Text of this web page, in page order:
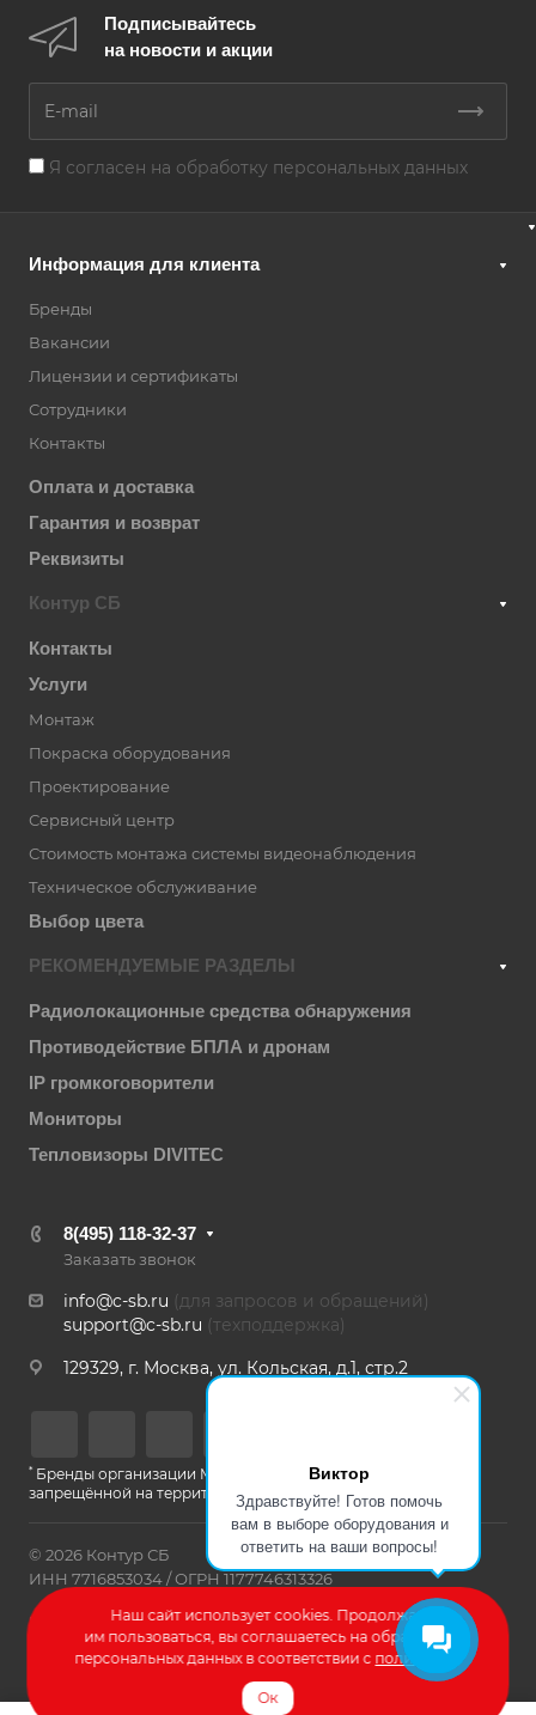
Виктор
Здравствуйте! Готов помочь
вам в выборе оборудования и
ответить на ваши вопросы!
Подписывайтесь
на новости и акции
Я согласен на обработку персональных данных
Информация для клиента
Бренды
Вакансии
Лицензии и сертификаты
Сотрудники
Контакты
Оплата и доставка
Гарантия и возврат
Реквизиты
Контур СБ
Контакты
Услуги
Монтаж
Покраска оборудования
Проектирование
Сервисный центр
Стоимость монтажа системы видеонаблюдения
Техническое обслуживание
Выбор цвета
РЕКОМЕНДУЕМЫЕ РАЗДЕЛЫ
Радиолокационные средства обнаружения
Противодействие БПЛА и дронам
IP громкоговорители
Мониторы
Тепловизоры DIVITEC
8(495) 118-32-37
Заказать звонок
info@c-sb.ru (для запросов и обращений)
support@c-sb.ru (техподдержка)
129329, г. Москва, ул. Кольская, д.1, стр.2
* Бренды организации Meta, признанной экстремистской и
запрещённой на территории РФ
© 2026 Контур СБ
ИНН 7716853034 / ОГРН 1177746313326
Политика конфиденциальности
Разработка сайта – Веб-Центр
Наш сайт использует cookies. Продолжая
им пользоваться, вы соглашаетесь на обработку
персональных данных в соответствии с политикой
Ок